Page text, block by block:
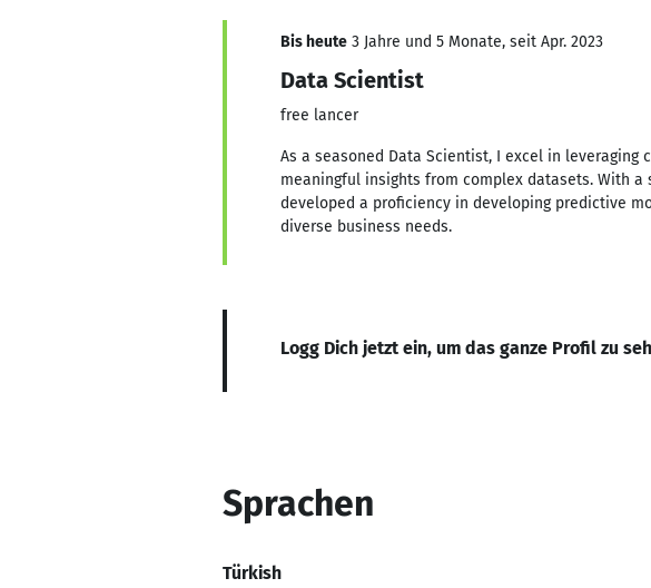
Bis heute 3 Jahre und 5 Monate, seit Apr. 2023
Data Scientist
free lancer
As a seasoned Data Scientist, I excel in
meaningful insights from complex datasets. With
developed a proficiency in developing predictive
diverse business needs.
Logg Dich jetzt ein, um das ganze Profil zu
Sprachen
Türkish